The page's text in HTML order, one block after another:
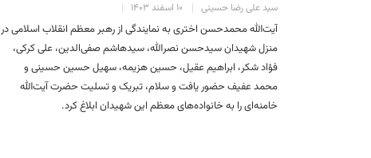
سید علی رضا حسینی ۱۰ اسفند ۱۴۰۳
آیت‌الله محمدحسن اختری به نمایندگی از رهبر معظم انقلاب اسلامی در
منزل شهیدان سیدحسن نصرالله، سیدهاشم صفی‌الدین، علی کرکی،
فؤاد شکر، ابراهیم عقیل، حسین هزیمه، سهیل حسین حسینی و
محمد عفیف حضور یافت و سلام، تبریک و تسلیت حضرت آیت‌الله
خامنه‌ای را به خانواده‌های معظم این شهیدان ابلاغ کرد.